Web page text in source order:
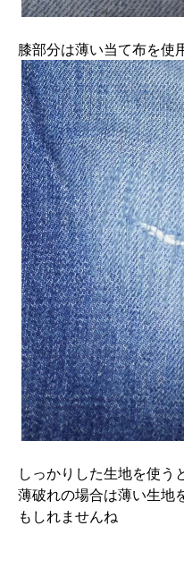
膝部分は薄い当て布を使
しっかりした生地を使う
薄破れの場合は薄い生地
もしれませんね